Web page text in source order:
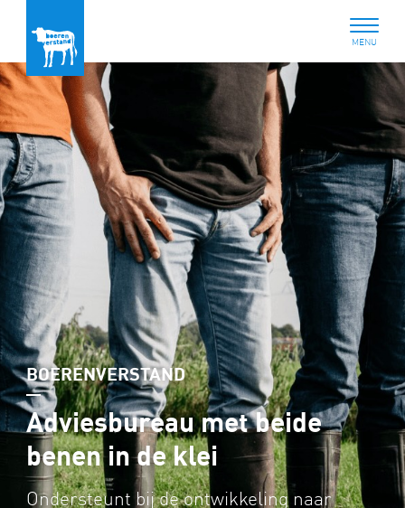
BOERENVERSTAND
Adviesbureau met beide
benen in de klei
Ondersteunt bij de ontwikkeling naar